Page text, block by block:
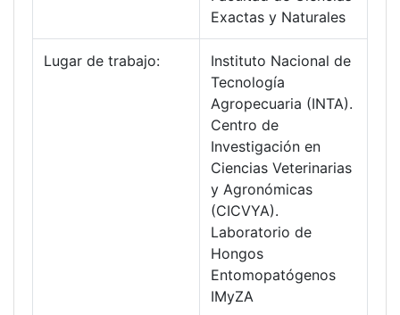
Exactas y Naturales
Lugar de trabajo:
Instituto Nacional de
Tecnología
Agropecuaria (INTA).
Centro de
Investigación en
Ciencias Veterinarias
y Agronómicas
(CICVYA).
Laboratorio de
Hongos
Entomopatógenos
IMyZA